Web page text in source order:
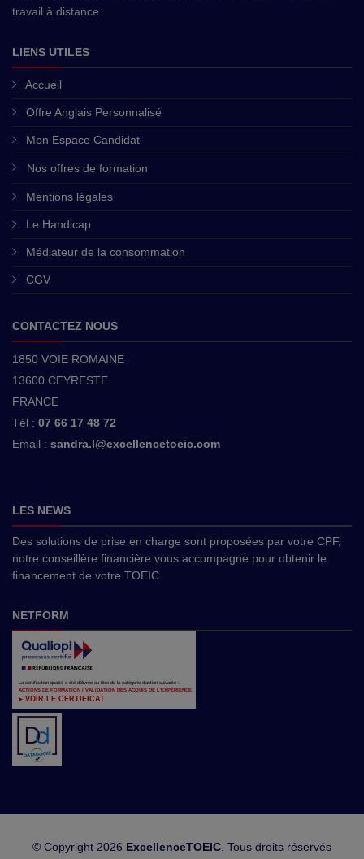
travail à distance
LIENS UTILES
Accueil
Offre Anglais Personnalisé
Mon Espace Candidat
Nos offres de formation
Mentions légales
Le Handicap
Médiateur de la consommation
CGV
CONTACTEZ NOUS
1850 VOIE ROMAINE
13600 CEYRESTE
FRANCE
Tél : 07 66 17 48 72
Email : sandra.l@excellencetoeic.com
LES NEWS
Des solutions de prise en charge sont proposées par votre CPF,
notre conseillère financière vous accompagne pour obtenir le
financement de votre TOEIC.
NETFORM
La certification qualité a été délivrée au titre de la catégorie d'action suivante :
ACTIONS DE FORMATION / VALIDATION DES ACQUIS DE L'EXPÉRIENCE
▸ VOIR LE CERTIFICAT
© Copyright 2026 ExcellenceTOEIC. Tous droits réservés